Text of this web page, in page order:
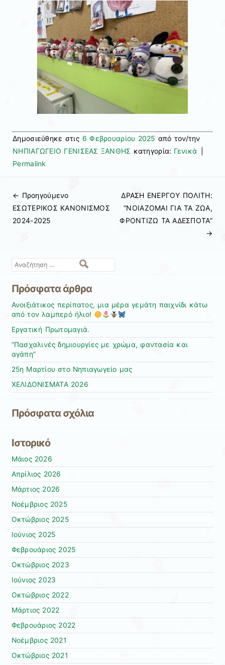
Δημοσιεύθηκε στις 6 Φεβρουαρίου 2025 από τον/την
ΝΗΠΙΑΓΩΓΕΙΟ ΓΕΝΙΣΕΑΣ ΞΑΝΘΗΣ κατηγορία: Γενικά
Permalink
Πλοήγηση άρθρων
← Προηγούμενo
ΕΣΩΤΕΡΙΚΟΣ ΚΑΝΟΝΙΣΜΟΣ
2024-2025
ΔΡΑΣΗ ΕΝΕΡΓΟΥ ΠΟΛΙΤΗ:
“ΝΟΙΑΖΟΜΑΙ ΓΙΑ ΤΑ ΖΩΑ,
ΦΡΟΝΤΙΖΩ ΤΑ ΑΔΕΣΠΟΤΑ”
→
Αναζήτηση
Πρόσφατα άρθρα
Ανοιξιάτικος περίπατος, μια μέρα γεμάτη παιχνίδι κάτω
από τον λαμπερό ήλιο!
Εργατική Πρωτομαγιά.
“Πασχαλινές δημιουργίες με χρώμα, φαντασία και
αγάπη”
25η Μαρτίου στο Νηπιαγωγείο μας
ΧΕΛΙΔΟΝΙΣΜΑΤΑ 2026
Πρόσφατα σχόλια
Ιστορικό
Μάιος 2026
Απρίλιος 2026
Μάρτιος 2026
Νοέμβριος 2025
Οκτώβριος 2025
Ιούνιος 2025
Φεβρουάριος 2025
Οκτώβριος 2023
Ιούνιος 2023
Οκτώβριος 2022
Μάρτιος 2022
Φεβρουάριος 2022
Νοέμβριος 2021
Οκτώβριος 2021